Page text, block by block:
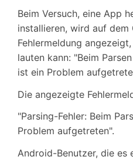
Beim Versuch, eine App
installieren, wird auf dem
Fehlermeldung
lauten kann: "Beim
ist ein Problem
Die angezeigte
"Parsing-Fehler: Beim
Problem aufgetreten".
Android-Benutzer, die es